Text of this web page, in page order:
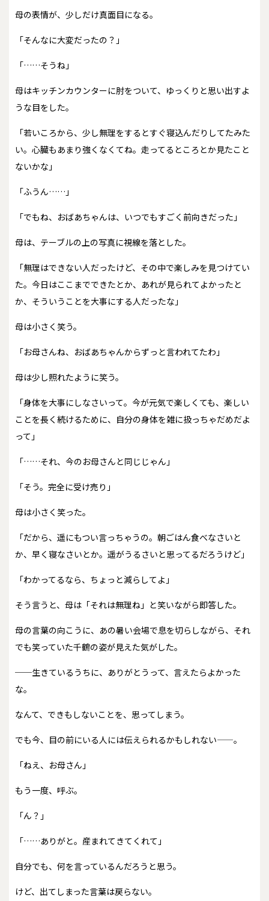
母の表情が、少しだけ真面目になる。
「そんなに大変だったの？」
「……そうね」
母はキッチンカウンターに肘をついて、ゆっくりと思い出すよ
うな目をした。
「若いころから、少し無理をするとすぐ寝込んだりしてたみた
い。心臓もあまり強くなくてね。走ってるところとか見たこと
ないかな」
「ふうん……」
「でもね、おばあちゃんは、いつでもすごく前向きだった」
母は、テーブルの上の写真に視線を落とした。
「無理はできない人だったけど、その中で楽しみを見つけてい
た。今日はここまでできたとか、あれが見られてよかったと
か、そういうことを大事にする人だったな」
母は小さく笑う。
「お母さんね、おばあちゃんからずっと言われてたわ」
母は少し照れたように笑う。
「身体を大事にしなさいって。今が元気で楽しくても、楽しい
ことを長く続けるために、自分の身体を雑に扱っちゃだめだよ
って」
「……それ、今のお母さんと同じじゃん」
「そう。完全に受け売り」
母は小さく笑った。
「だから、遥にもつい言っちゃうの。朝ごはん食べなさいと
か、早く寝なさいとか。遥がうるさいと思ってるだろうけど」
「わかってるなら、ちょっと減らしてよ」
そう言うと、母は「それは無理ね」と笑いながら即答した。
母の言葉の向こうに、あの暑い会場で息を切らしながら、それ
でも笑っていた千鶴の姿が見えた気がした。
──生きているうちに、ありがとうって、言えたらよかった
な。
なんて、できもしないことを、思ってしまう。
でも今、目の前にいる人には伝えられるかもしれない——。
「ねえ、お母さん」
もう一度、呼ぶ。
「ん？」
「……ありがと。産まれてきてくれて」
自分でも、何を言っているんだろうと思う。
けど、出てしまった言葉は戻らない。